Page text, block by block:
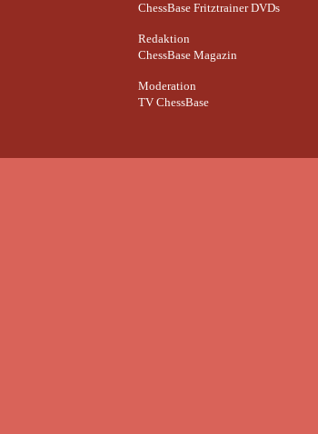
ChessBase Fritztrainer DVDs
Redaktion
ChessBase Magazin
Moderation
TV ChessBase